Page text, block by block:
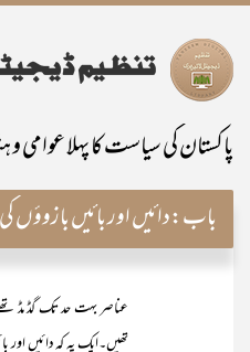
پاکستان کی سیاست کا پہلا عوامی و
باب:دائیں اور بائیں بازوؤں
عناصر بہت حد تک گڈ مڈ
تھیں۔ایک یہ کہ دائیں اور